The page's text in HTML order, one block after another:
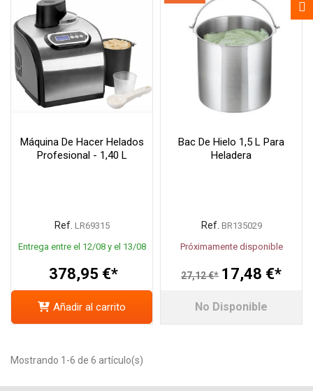
Máquina De Hacer Helados
Profesional - 1,40 L
Ref. LR69315
Entrega entre el 12/08 y el 13/08
378,95 €*
Añadir al carrito
Bac De Hielo 1,5 L Para
Heladera
Ref. BR135029
Próximamente disponible
27,12 €* 17,48 €*
No Disponible
Mostrando 1-6 de 6 artículo(s)